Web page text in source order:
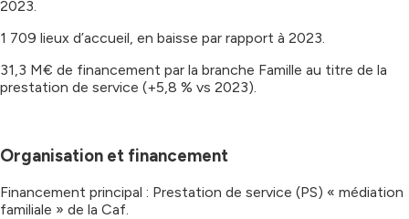
2023.
1 709 lieux d’accueil, en baisse par rapport à 2023.
31,3 M€ de financement par la branche Famille au titre de la
prestation de service (+5,8 % vs 2023).
Organisation et financement
Financement principal : Prestation de service (PS) « médiation
familiale » de la Caf.